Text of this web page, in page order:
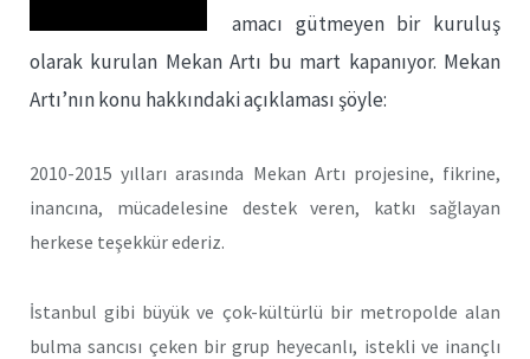
amacı gütmeyen bir kuruluş
olarak kurulan Mekan Artı bu mart kapanıyor. Mekan
Artı’nın konu hakkındaki açıklaması şöyle:
2010-2015 yılları arasında Mekan Artı projesine, fikrine,
inancına, mücadelesine destek veren, katkı sağlayan
herkese teşekkür ederiz.
İstanbul gibi büyük ve çok-kültürlü bir metropolde alan
bulma sancısı çeken bir grup heyecanlı, istekli ve inançlı